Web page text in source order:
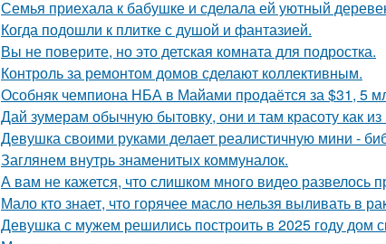
Семья приехала к бабушке и сделала ей уютный
Когда подошли к плитке с душой и фантазией.
Вы не поверите, но это детская комната для подростка.
Контроль за ремонтом домов сделают коллективным.
Особняк чемпиона НБА в Майами продаётся за $31, 5
Дай зумерам обычную бытовку, они и там красоту как из
Девушка своими руками делает реалистичную мини -
Заглянем внутрь знаменитых коммуналок.
А вам не кажется, что слишком много видео развелось
Мало кто знает, что горячее масло нельзя выливать в
Девушка с мужем решились построить в 2025 году дом